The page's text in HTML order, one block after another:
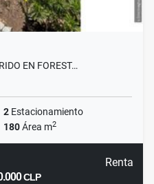
EN FOREST…
2 Estacionamiento
180Área m2
Renta
CLP